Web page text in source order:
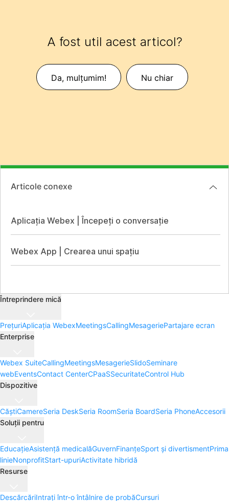
A fost util acest articol?
Da, mulțumim! Nu chiar
Articole conexe
Aplicația Webex | Începeți o conversație
Webex App | Crearea unui spațiu
Întreprindere mică
PrețuriAplicația WebexMeetingsCallingMesageriePartajare ecran
Enterprise
Webex SuiteCallingMeetingsMesagerieSlidoSeminare
webEventsContact CenterCPaaSSecuritateControl Hub
Dispozitive
CăștiCamereSeria DeskSeria RoomSeria BoardSeria PhoneAccesorii
Soluții pentru
EducațieAsistență medicalăGuvernFinanțeSport și divertismentPrima
linieNonprofitStart-upuriActivitate hibridă
Resurse
DescărcăriIntrați într-o întâlnire de probăCursuri